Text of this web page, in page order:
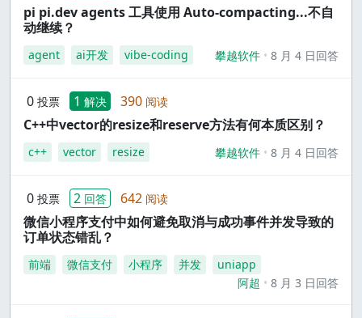
pi pi.dev agents 工具使用 Auto-compacting...不自
动继续？
agent ai开发 vibe-coding 攀越软件 8 月 4 日回答
0 投票 1 解决 390 阅读
C++中vector的resize和reserve方法有何本质区别？
c++ vector resize 攀越软件 8 月 4 日回答
0 投票 2 回答 642 阅读
微信小程序支付中如何避免取消与成功事件并发导致的
订单状态错乱？
前端 微信支付 小程序 并发
uniapp
阿超
8 月 3 日回答